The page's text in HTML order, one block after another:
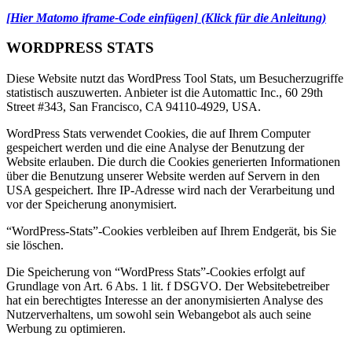
[Hier Matomo iframe-Code einfügen] (Klick für die Anleitung)
WORDPRESS STATS
Diese Website nutzt das WordPress Tool Stats, um Besucherzugriffe
statistisch auszuwerten. Anbieter ist die Automattic Inc., 60 29th
Street #343, San Francisco, CA 94110-4929, USA.
WordPress Stats verwendet Cookies, die auf Ihrem Computer
gespeichert werden und die eine Analyse der Benutzung der
Website erlauben. Die durch die Cookies generierten Informationen
über die Benutzung unserer Website werden auf Servern in den
USA gespeichert. Ihre IP-Adresse wird nach der Verarbeitung und
vor der Speicherung anonymisiert.
“WordPress-Stats”-Cookies verbleiben auf Ihrem Endgerät, bis Sie
sie löschen.
Die Speicherung von “WordPress Stats”-Cookies erfolgt auf
Grundlage von Art. 6 Abs. 1 lit. f DSGVO. Der Websitebetreiber
hat ein berechtigtes Interesse an der anonymisierten Analyse des
Nutzerverhaltens, um sowohl sein Webangebot als auch seine
Werbung zu optimieren.